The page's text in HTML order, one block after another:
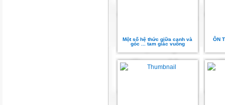
Một số hệ thức giữa cạnh và
góc ... tam giác vuông
ÔN